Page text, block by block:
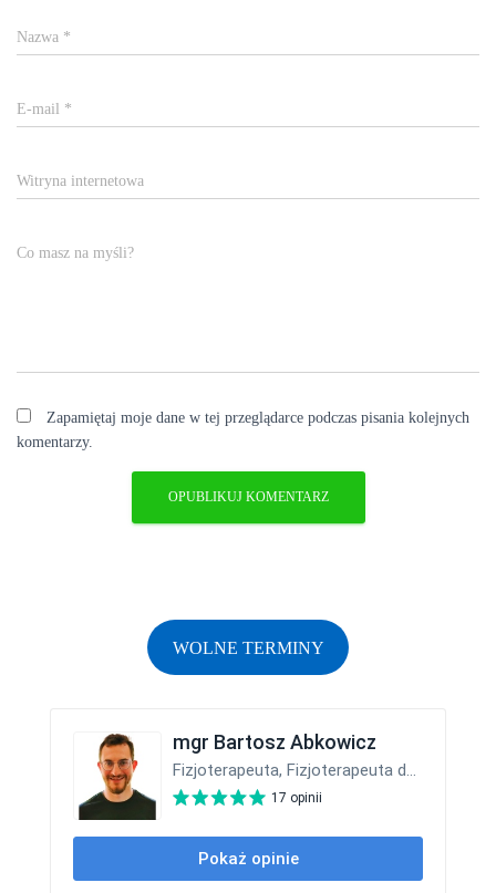
Nazwa *
E-mail *
Witryna internetowa
Co masz na myśli?
Zapamiętaj moje dane w tej przeglądarce podczas pisania kolejnych
komentarzy.
WOLNE TERMINY